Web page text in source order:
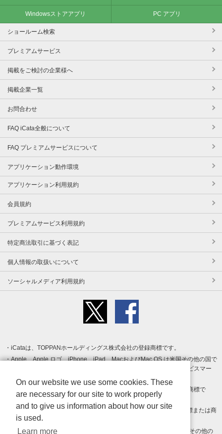
Windowsストアアプリ PC アプリ
ショールーム検索
プレミアムサービス
掲載をご検討の企業様へ
掲載企業一覧
お問合わせ
FAQ iCata全般について
FAQ プレミアムサービスについて
アプリケーション動作環境
アプリケーション利用規約
会員規約
プレミアムサービス利用規約
特定商法取引に基づく表記
個人情報の取扱いについて
ソーシャルメディア利用規約
iCataは、TOPPANホールディングス株式会社の登録商標です。
Apple、Apple ロゴ、iPhone、iPad、MacおよびMac OS は米国その他の国で
登録された Apple Inc. の商標です。App Store は Apple Inc. のサービスマー
クです。
Android、Google Play および Google Play ロゴ は Google LLC の商標で
す。
Windows は Microsoft Inc.の米国およびその他の国における登録商標または商
標です。
Adobe、Adobe Reader、Adobe PDF は、Adobe Inc.の米国およびその他の
On our website we use some cookies. These
are necessary for our site to work properly
and to give us information about how our site
is used.
Learn more